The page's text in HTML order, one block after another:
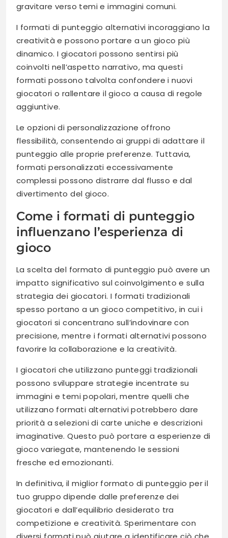
gravitare verso temi e immagini comuni.
I formati di punteggio alternativi incoraggiano la
creatività e possono portare a un gioco più
dinamico. I giocatori possono sentirsi più
coinvolti nell’aspetto narrativo, ma questi
formati possono talvolta confondere i nuovi
giocatori o rallentare il gioco a causa di regole
aggiuntive.
Le opzioni di personalizzazione offrono
flessibilità, consentendo ai gruppi di adattare il
punteggio alle proprie preferenze. Tuttavia,
formati personalizzati eccessivamente
complessi possono distrarre dal flusso e dal
divertimento del gioco.
Come i formati di punteggio
influenzano l’esperienza di
gioco
La scelta del formato di punteggio può avere un
impatto significativo sul coinvolgimento e sulla
strategia dei giocatori. I formati tradizionali
spesso portano a un gioco competitivo, in cui i
giocatori si concentrano sull’indovinare con
precisione, mentre i formati alternativi possono
favorire la collaborazione e la creatività.
I giocatori che utilizzano punteggi tradizionali
possono sviluppare strategie incentrate su
immagini e temi popolari, mentre quelli che
utilizzano formati alternativi potrebbero dare
priorità a selezioni di carte uniche e descrizioni
imaginative. Questo può portare a esperienze di
gioco variegate, mantenendo le sessioni
fresche ed emozionanti.
In definitiva, il miglior formato di punteggio per il
tuo gruppo dipende dalle preferenze dei
giocatori e dall’equilibrio desiderato tra
competizione e creatività. Sperimentare con